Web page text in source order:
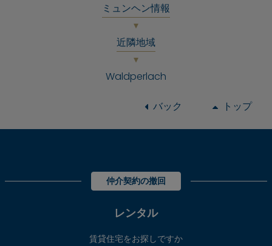
ミュンヘン情報
近隣地域
Waldperlach
バック トップ
仲介契約の撤回
レンタル
賃貸住宅をお探しですか